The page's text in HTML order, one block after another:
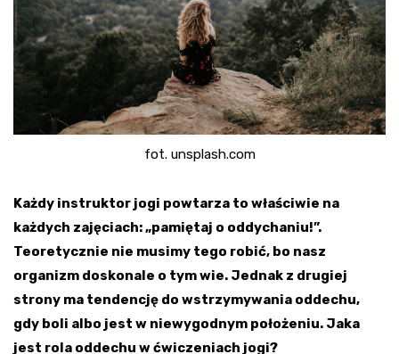
fot. unsplash.com
Każdy instruktor jogi powtarza to właściwie na
każdych zajęciach: „pamiętaj o oddychaniu!”.
Teoretycznie nie musimy tego robić, bo nasz
organizm doskonale o tym wie. Jednak z drugiej
strony ma tendencję do wstrzymywania oddechu,
gdy boli albo jest w niewygodnym położeniu. Jaka
jest rola oddechu w ćwiczeniach jogi?